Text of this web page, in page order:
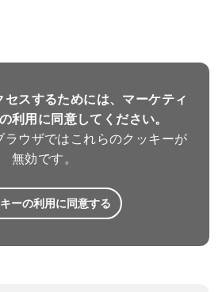
セスするためには、マーケティ
利用に同意してください。
ラウザではこれらのクッキーが
無効です。
ーの利用に同意する